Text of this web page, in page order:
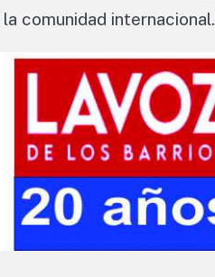
comunidad internacional.